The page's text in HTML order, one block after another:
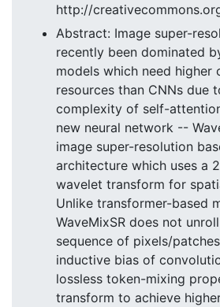
http://
Abstract: Image super-
recently been dominated
models which need higher
resources than CNNs due
complexity of self-
new neural network --
image super-resolution
architecture which uses a
wavelet transform for
Unlike transformer-based
WaveMixSR does not
sequence of pixels/
inductive bias of
lossless token-mixing
transform to achieve